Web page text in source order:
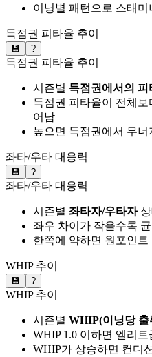
이닝별 패턴으로 스태미
득점권 피타율 추이
💾 ?
득점권 피타율 추이
시즌별 득점권에서의 피
득점권 피타율이 전체보
어남
높으면 득점권에서 무너
좌타/우타 대응력
💾 ?
좌타/우타 대응력
시즌별 좌타자/우타자상
좌우 차이가 작을수록
한쪽에 약하면 원포인트
WHIP 추이
💾 ?
WHIP 추이
시즌별 WHIP(이닝당 출
WHIP 1.0 이하면 엘리트
WHIP가 상승하면 컨디